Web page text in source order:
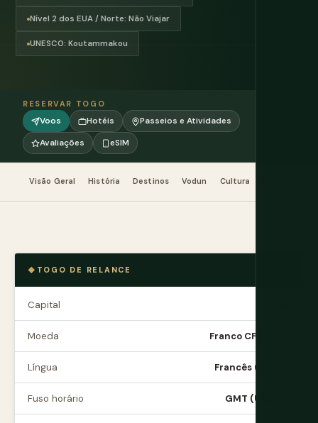
Nível 2 dos EUA / Norte: Não Viajar
UNESCO: Koutammakou
RESERVAR TOGO
Voos Hotéis
Passeios e Atividades
Avaliações
eSIM
Visão Geral História Destinos Vodun Cultura
TOGO DE RELANCE
Capital
Moeda Franco CFA (XOF)
Língua Francês (oficial)
Fuso horário GMT (UTC+0)